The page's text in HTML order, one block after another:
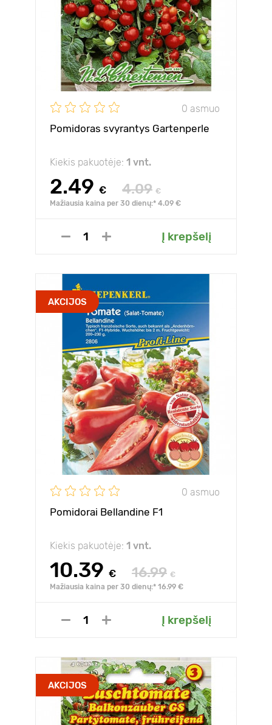
0 asmuo
Pomidoras svyrantys Gartenperle
Kiekis pakuotėje: 1 vnt.
2.49 € 4.09 €
Mažiausia kaina per 30 dienų:* 4.09 €
Į krepšelį
AKCIJOS
0 asmuo
Pomidorai Bellandine F1
Kiekis pakuotėje: 1 vnt.
10.39 € 16.99 €
Mažiausia kaina per 30 dienų:* 16.99 €
Į krepšelį
AKCIJOS